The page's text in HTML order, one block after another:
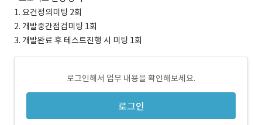
1. 요건정의미팅 2회
2. 개발중간점검미팅 1회
3. 개발완료 후 테스트진행 시 미팅 1회
로그인해서 업무 내용을 확인해보세요.
로그인